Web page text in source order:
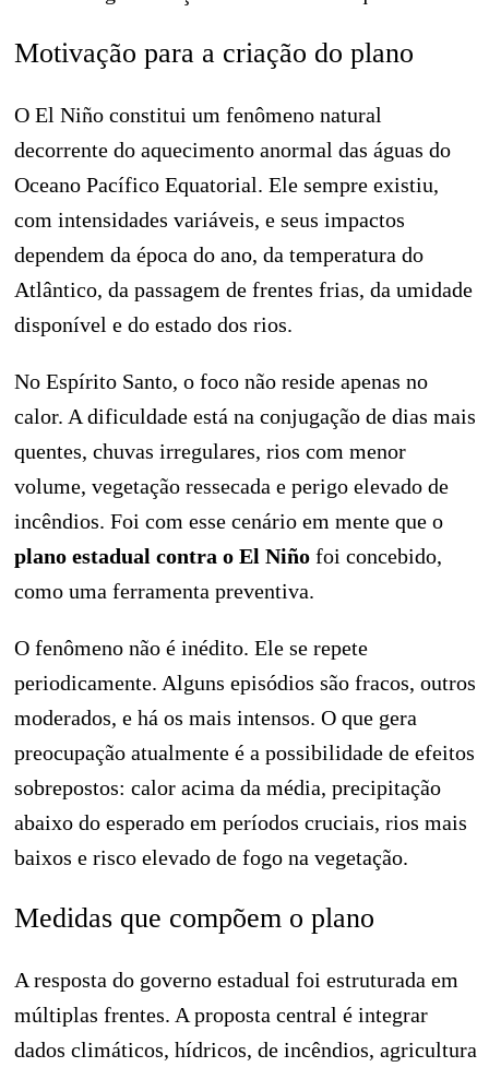
Motivação para a criação do plano
O El Niño constitui um fenômeno natural
decorrente do aquecimento anormal das águas do
Oceano Pacífico Equatorial. Ele sempre existiu,
com intensidades variáveis, e seus impactos
dependem da época do ano, da temperatura do
Atlântico, da passagem de frentes frias, da umidade
disponível e do estado dos rios.
No Espírito Santo, o foco não reside apenas no
calor. A dificuldade está na conjugação de dias mais
quentes, chuvas irregulares, rios com menor
volume, vegetação ressecada e perigo elevado de
incêndios. Foi com esse cenário em mente que o
plano estadual contra o El Niño foi concebido,
como uma ferramenta preventiva.
O fenômeno não é inédito. Ele se repete
periodicamente. Alguns episódios são fracos, outros
moderados, e há os mais intensos. O que gera
preocupação atualmente é a possibilidade de efeitos
sobrepostos: calor acima da média, precipitação
abaixo do esperado em períodos cruciais, rios mais
baixos e risco elevado de fogo na vegetação.
Medidas que compõem o plano
A resposta do governo estadual foi estruturada em
múltiplas frentes. A proposta central é integrar
dados climáticos, hídricos, de incêndios, agricultura